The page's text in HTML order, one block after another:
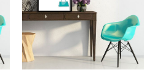
można
wybrać
na
stronie
produktu